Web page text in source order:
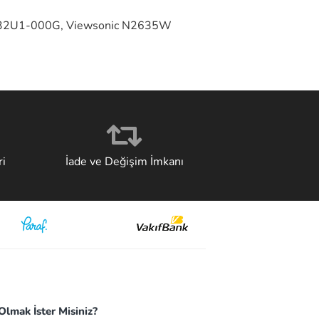
000G, Viewsonic N2635W
İade ve Değişim İmkanı
İster Misiniz?